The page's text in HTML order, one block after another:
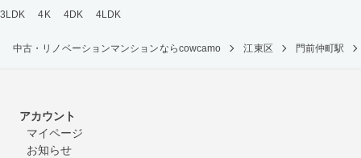
3LDK
4K 4DK 4LDK
中古・リノベーションマンションならcowcamo 江東区 門前仲町駅
アカウント
マイページ
お知らせ